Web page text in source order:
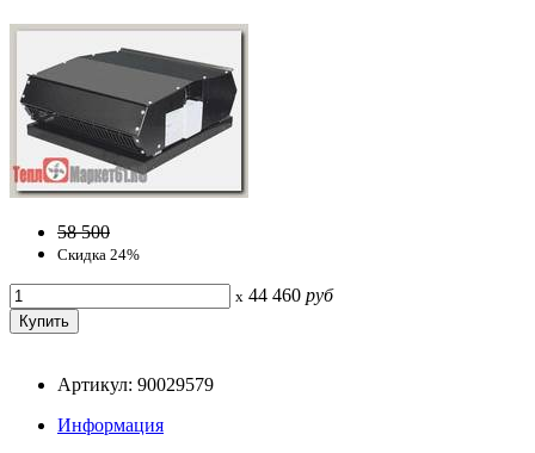
58 500
Скидка 24%
x 44 460 руб
Артикул: 90029579
Информация